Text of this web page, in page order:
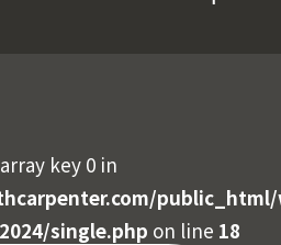
key 0 in
single.php on line 18